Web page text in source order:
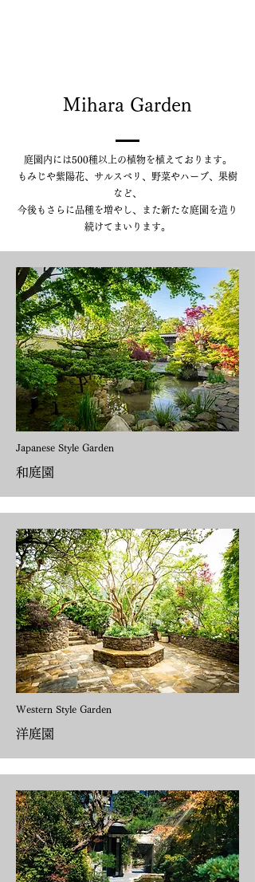
Mihara Garden
庭園内には500種以上の植物を植えております。
もみじや紫陽花、サルスベリ、野菜やハーブ、果樹
など、
​今後もさらに品種を増やし、また新たな庭園を造り
続けてまいります。
Japanese Style Garden
和庭園
Western Style Garden
洋庭園